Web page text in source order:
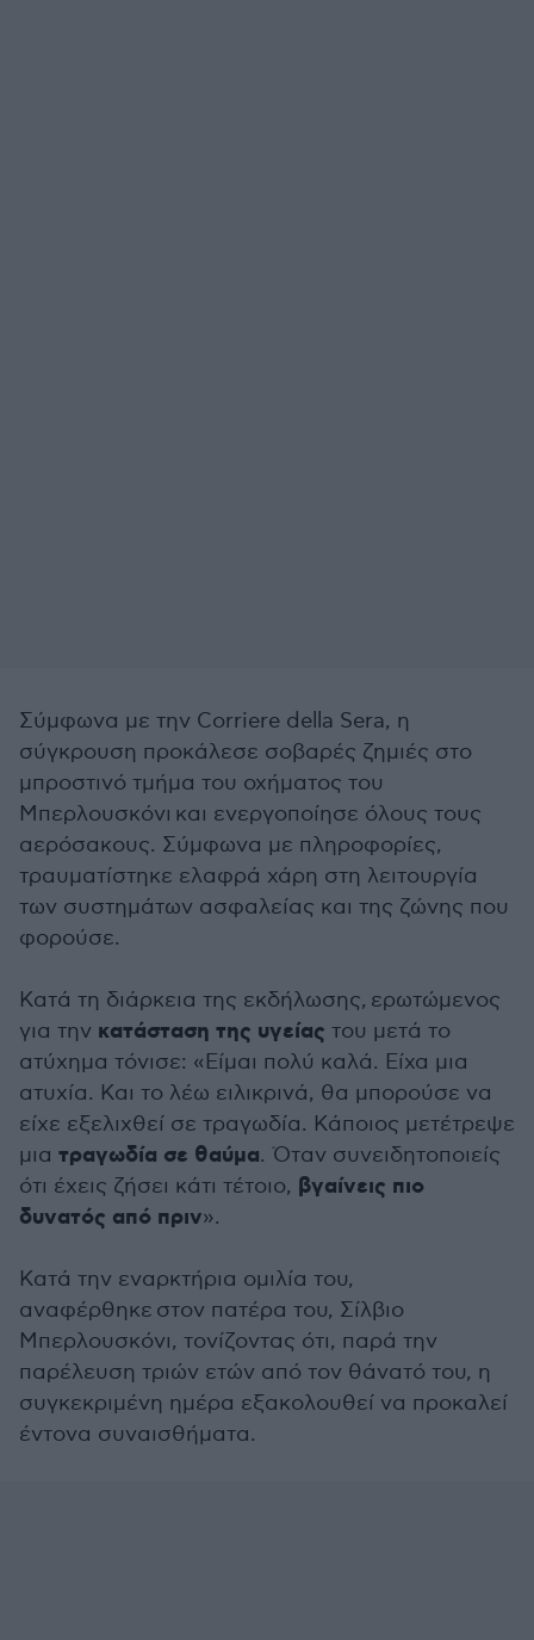
Σύμφωνα με την Corriere della Sera, η
σύγκρουση προκάλεσε σοβαρές ζημιές στο
μπροστινό τμήμα του οχήματος του
Μπερλουσκόνι και ενεργοποίησε όλους τους
αερόσακους. Σύμφωνα με πληροφορίες,
τραυματίστηκε ελαφρά χάρη στη λειτουργία
των συστημάτων ασφαλείας και της ζώνης που
φορούσε.
Κατά τη διάρκεια της εκδήλωσης, ερωτώμενος
για την κατάσταση της υγείας του μετά το
ατύχημα τόνισε: «Είμαι πολύ καλά. Είχα μια
ατυχία. Και το λέω ειλικρινά, θα μπορούσε να
είχε εξελιχθεί σε τραγωδία. Κάποιος μετέτρεψε
μια τραγωδία σε θαύμα. Όταν συνειδητοποιείς
ότι έχεις ζήσει κάτι τέτοιο, βγαίνεις πιο
δυνατός από πριν».
Κατά την εναρκτήρια ομιλία του,
αναφέρθηκε στον πατέρα του, Σίλβιο
Μπερλουσκόνι, τονίζοντας ότι, παρά την
παρέλευση τριών ετών από τον θάνατό του, η
συγκεκριμένη ημέρα εξακολουθεί να προκαλεί
έντονα συναισθήματα.